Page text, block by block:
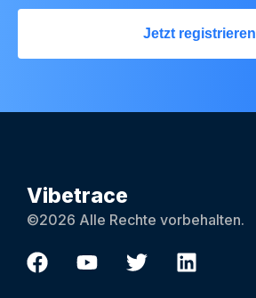
Jetzt registrieren
Vibetrace
©2026 Alle Rechte vorbehalten.